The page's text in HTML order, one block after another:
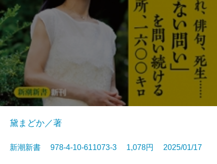
黛まどか／著
新潮新書 978-4-10-611073-3 1,078円 2025/01/17